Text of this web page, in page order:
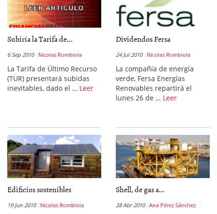
Subiría la Tarifa de...
6 Sep 2010 Nicolas Rombiola
La Tarifa de Último Recurso
(TUR) presentará subidas
inevitables, dado el … Leer
Dividendos Fersa
24 Jul 2010 Nicolas Rombiola
La compañía de energía
verde, Fersa Energías
Renovables repartirá el
lunes 26 de … Leer
Edificios sostenibles
19 Jun 2010 Nicolas Rombiola
Shell, de gas a...
28 Abr 2010 Ana Pérez Sánchez